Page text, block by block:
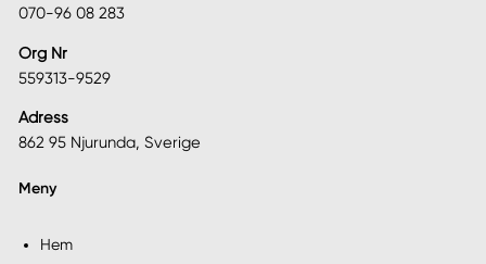
070-96 08 283
Org Nr
559313-9529
Adress
862 95 Njurunda, Sverige
Meny
Hem